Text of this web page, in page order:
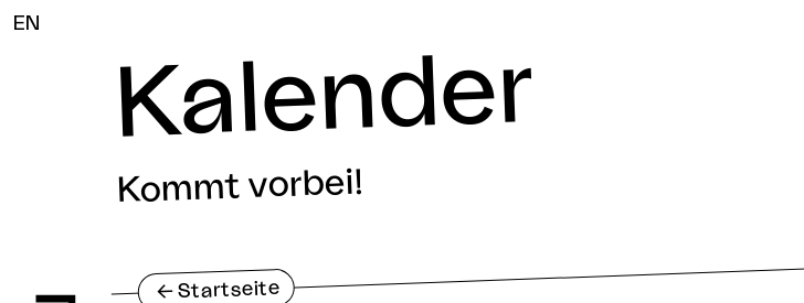
EN
Kalender
Kommt vorbei!
<- Startseite